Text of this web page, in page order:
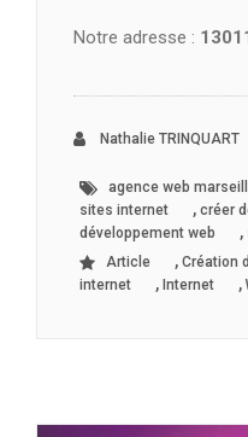
Notre adresse :
Nathalie TRINQUART
agence web
sites internet
, créer
développement web ,
Article
, Création
internet
, Internet ,